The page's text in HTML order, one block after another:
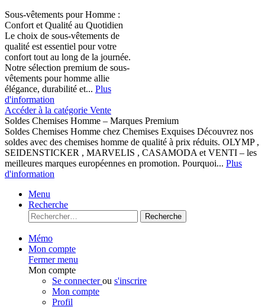
Sous-vêtements pour Homme :
Confort et Qualité au Quotidien
Le choix de sous-vêtements de
qualité est essentiel pour votre
confort tout au long de la journée.
Notre sélection premium de sous-
vêtements pour homme allie
élégance, durabilité et... Plus
d'information
Accéder à la catégorie Vente
Soldes Chemises Homme – Marques Premium
Soldes Chemises Homme chez Chemises Exquises Découvrez nos
soldes avec des chemises homme de qualité à prix réduits. OLYMP ,
SEIDENSTICKER , MARVELIS , CASAMODA et VENTI – les
meilleures marques européennes en promotion. Pourquoi... Plus
d'information
Menu
Recherche
Recherche
Mémo
Mon compte
Fermer menu
Mon compte
Se connecterou s'inscrire
Mon compte
Profil